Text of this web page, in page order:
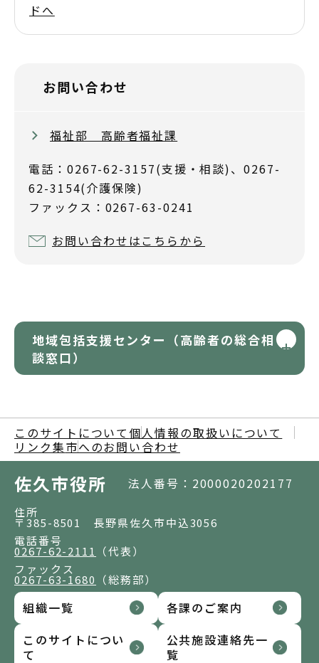
ドへ
お問い合わせ
福祉部 高齢者福祉課
電話：0267-62-3157(支援・相談)、0267-
62-3154(介護保険)
ファックス：0267-63-0241
お問い合わせはこちらから
地域包括支援センター（高齢者の総合相
談窓口）
このサイトについて 個人情報の取扱いについて
リンク集市へのお問い合わせ
佐久市役所 法人番号：2000020202177
住所
〒385-8501 長野県佐久市中込3056
電話番号
0267-62-2111
（代表）
ファックス
0267-63-1680 （総務部）
組織一覧
各課のご案内
このサイトについ
て
公共施設連絡先一
覧